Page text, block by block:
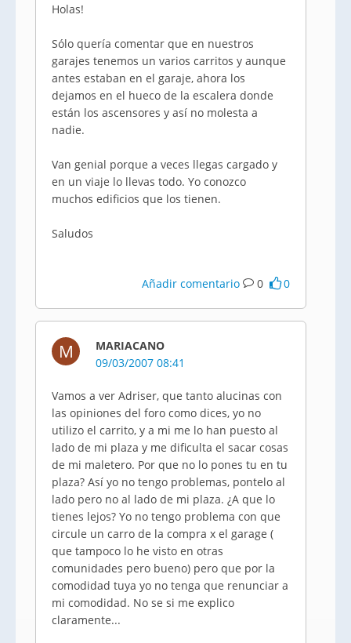
Holas!
Sólo quería comentar que en nuestros
garajes tenemos un varios carritos y aunque
antes estaban en el garaje, ahora los
dejamos en el hueco de la escalera donde
están los ascensores y así no molesta a
nadie.
Van genial porque a veces llegas cargado y
en un viaje lo llevas todo. Yo conozco
muchos edificios que los tienen.
Saludos
Añadir comentario 0 0
M
MARIACANO
09/03/2007 08:41
Vamos a ver Adriser, que tanto alucinas con
las opiniones del foro como dices, yo no
utilizo el carrito, y a mi me lo han puesto al
lado de mi plaza y me dificulta el sacar cosas
de mi maletero. Por que no lo pones tu en tu
plaza? Así yo no tengo problemas, pontelo al
lado pero no al lado de mi plaza. ¿A que lo
tienes lejos? Yo no tengo problema con que
circule un carro de la compra x el garage (
que tampoco lo he visto en otras
comunidades pero bueno) pero que por la
comodidad tuya yo no tenga que renunciar a
mi comodidad. No se si me explico
claramente...